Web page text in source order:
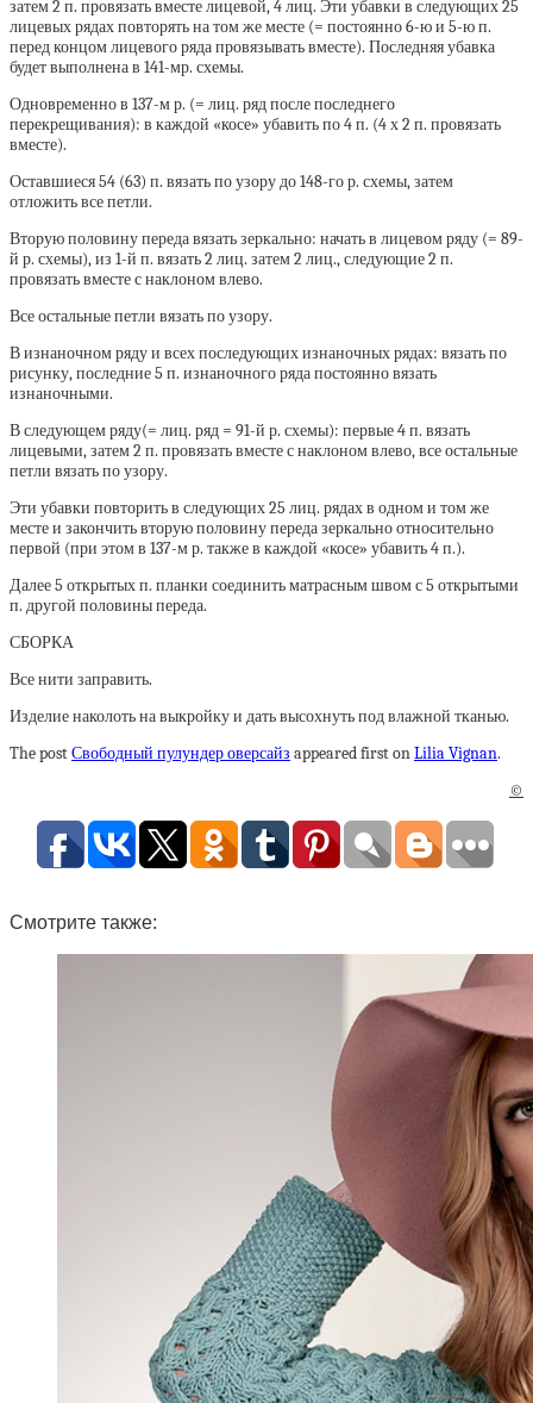
затем 2 п. провязать вместе лицевой, 4 лиц. Эти убавки в следующих 25
лицевых рядах повторять на том же месте (= постоянно 6-ю и 5-ю п.
перед концом лицевого ряда провязывать вместе). Последняя убавка
будет выполнена в 141-мр. схемы.
Одновременно в 137-м р. (= лиц. ряд после последнего
перекрещивания): в каждой «косе» убавить по 4 п. (4 х 2 п. провязать
вместе).
Оставшиеся 54 (63) п. вязать по узору до 148-го р. схемы, затем
отложить все петли.
Вторую половину переда вязать зеркально: начать в лицевом ряду (= 89-
й р. схемы), из 1-й п. вязать 2 лиц. затем 2 лиц., следующие 2 п.
провязать вместе с наклоном влево.
Все остальные петли вязать по узору.
В изнаночном ряду и всех последующих изнаночных рядах: вязать по
рисунку, последние 5 п. изнаночного ряда постоянно вязать
изнаночными.
В следующем ряду(= лиц. ряд = 91-й р. схемы): первые 4 п. вязать
лицевыми, затем 2 п. провязать вместе с наклоном влево, все остальные
петли вязать по узору.
Эти убавки повторить в следующих 25 лиц. рядах в одном и том же
месте и закончить вторую половину переда зеркально относительно
первой (при этом в 137-м р. также в каждой «косе» убавить 4 п.).
Далее 5 открытых п. планки соединить матрасным швом с 5 открытыми
п. другой половины переда.
СБОРКА
Все нити заправить.
Изделие наколоть на выкройку и дать высохнуть под влажной тканью.
The postСвободный пулундер оверсайз appeared first onLilia Vignan.
©
Смотрите также: